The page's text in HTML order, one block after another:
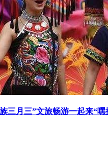
三月三”文旅畅游一起来“嘿